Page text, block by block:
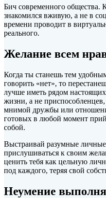
Бич современного общества.
знакомился вживую, а не в
времени проводит в
реального.
Желание всем
Когда ты станешь тем
говорить «нет», то
лучше иметь рядом
жизни, а не
мнимой дружбы или
готовых в любой момент
собой.
Выстраивай разумные
прислушиваться к своим
ценить тебя как цельную
под каждого, теряя свой
Неумение